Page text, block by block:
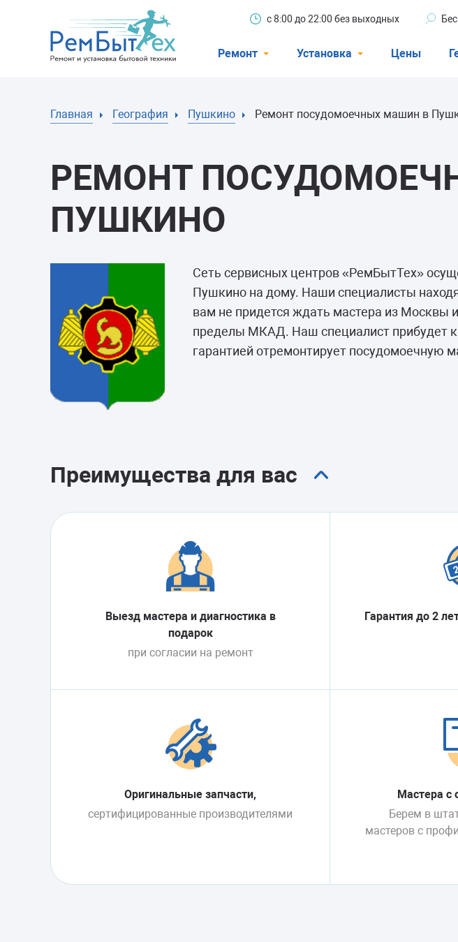
с 8:00 до 22:00 без выходных
Ремонт
Стиральные машины
Телевизоры
Духовные шкафы
Морозильные камеры
Сушильные машины
Установка
Посудомоечные машины
Цены
Главная География Пушкино Ремонт посудомоечных машин в
РЕМОНТ
ПУШКИНО
Сеть сервисных центров «РемБытТех»
Пушкино на дому. Наши специалисты
вам не придется ждать мастера из Москвы
пределы МКАД. Наш специалист прибудет к
гарантией отремонтирует посудомоечную
Преимущества для вас
Выезд мастера и диагностика в
подарок
при согласии на ремонт
Гарантия до 2
Оригинальные запчасти,
сертифицированные производителями
Мастера с
Берем в
мастеров с